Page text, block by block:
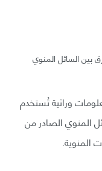
السائل المنوي
وراثية تُستخدم
المنوي الصادر من
المنوية.